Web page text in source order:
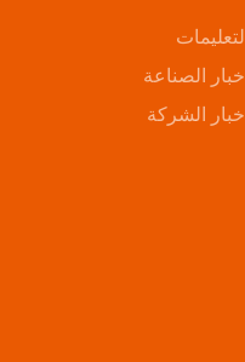
التعليمات
أخبار الصناعة
أخبار الشركة